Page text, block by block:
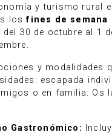
y turismo rural
losfines de semana
30 de octubre al 1
y modalidades
escapada
o en familia. Os
Gastronómico: